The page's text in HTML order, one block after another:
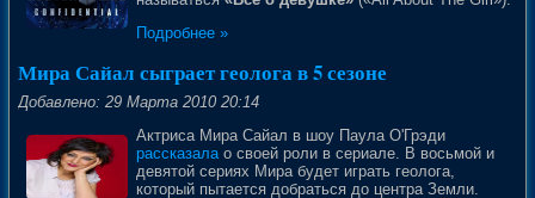
Подробнее »
Мира Сайал сыграет геолога в 5 сезоне
Добавлено: 29 Марта 2010 20:14
Актриса Мира Сайал в шоу Паула О'Грэди
рассказалао своей роли в сериале. В восьмой и
девятой сериях Мира будет играть геолога,
который пытается добраться до центра Земли.